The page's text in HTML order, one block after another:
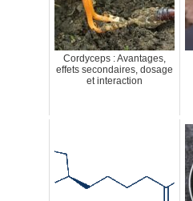
Cordyceps : Avantages,
effets secondaires, dosage
et interaction